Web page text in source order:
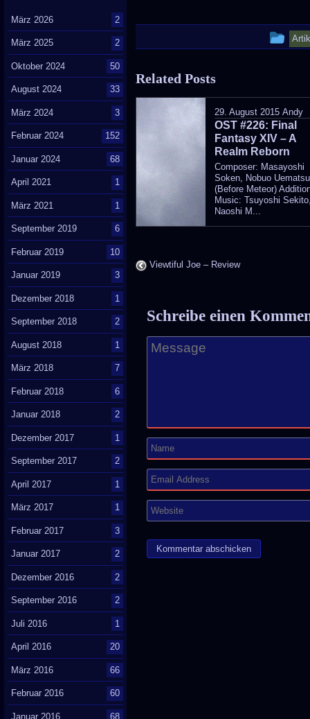
in
Related Posts
29. August 2015 Andy
OST #226: Final
Fantasy XIV – A
Realm Reborn
Composer: Masayoshi
Soken, Nobuo Uematsu
(Before Meteor)
Music: Tsuyoshi
Naoshi M...
Viewtiful Joe – Review
Schreibe einen
März 2026 2
März 2025 2
Oktober 2024 50
August 2024 33
März 2024 3
Februar 2024 152
Januar 2024 68
April 2021 1
März 2021 1
September 2019 6
Februar 2019 10
Januar 2019 3
Dezember 2018 1
September 2018 2
August 2018 1
März 2018 7
Februar 2018 6
Januar 2018 2
Dezember 2017 1
September 2017 2
April 2017 1
März 2017 1
Februar 2017 3
Januar 2017 2
Dezember 2016 2
September 2016 2
Juli 2016 1
April 2016 20
März 2016 66
Februar 2016 60
Januar 2016 68